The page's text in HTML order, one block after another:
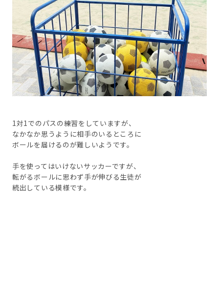
1対1でのパスの練習をしていますが、
なかなか思うように相手のいるところに
ボールを届けるのが難しいようです。
手を使ってはいけないサッカーですが、
転がるボールに思わず手が伸びる生徒が
続出している模様です。